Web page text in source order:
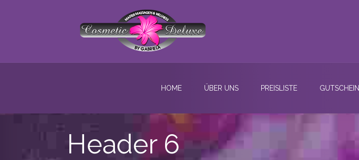
HOME ÜBER UNS PREISLISTE GUTSCHEIN
Header 6